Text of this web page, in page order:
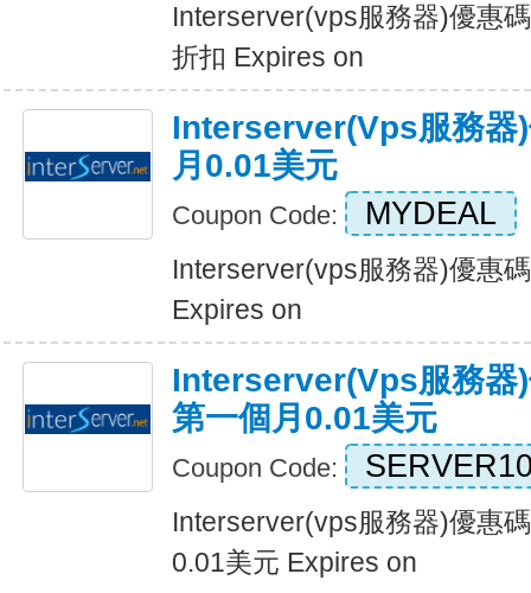
Interserver(vps服務器)優惠
折扣 Expires on
Interserver(vps服務器
月0.01美元
Coupon Code: MYDEAL
Interserver(vps服務器)優惠
Expires on
Interserver(vps服務器
第一個月0.01美元
Coupon Code:
Interserver(vps服務器)優惠
0.01美元 Expires on